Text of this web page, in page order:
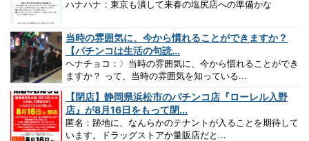
ハナハナ：東京も潰して来春の塩尻店への準備かな
当時の雰囲気に、今から慣れることができますか？
【パチンコは生活の句読...
ヘナチョコ：〉当時の雰囲気に、今から慣れることができ
ますか？ って、当時の雰囲気を知っている...
【閉店】静岡県浜松市のパチンコ店『ローレル入野
店』が8月16日をもって閉...
匿名：跡地に、なんらかのテナントが入ることを期待して
います。ドラッグストアか量販店だと...